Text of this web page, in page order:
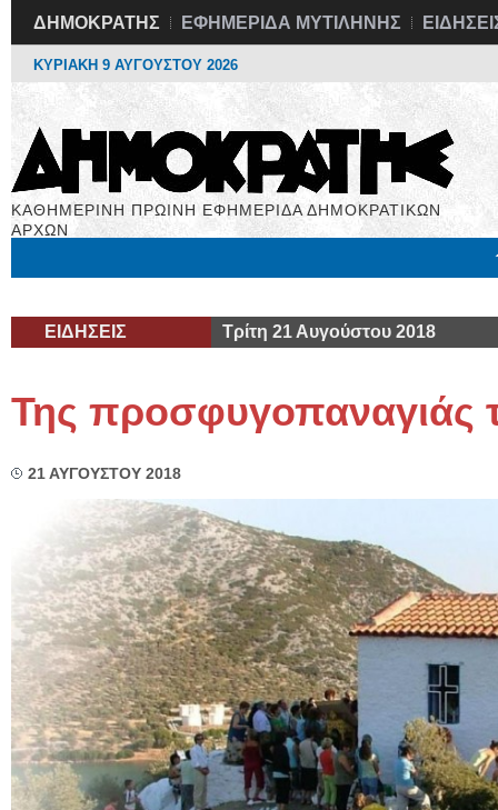
ΔΗΜΟΚΡΑΤΗΣ ΕΦΗΜΕΡΙΔΑ ΜΥΤΙΛΗΝΗΣ
ΚΥΡΙΑΚΗ 9 ΑΥΓΟΥΣΤΟΥ 2026
ΚΑΘΗΜΕΡΙΝΗ ΠΡΩΙΝΗ ΕΦΗΜΕΡΙΔΑ ΔΗΜΟΚΡΑΤΙΚΩΝ
ΑΡΧΩΝ
ΕΙΔΗΣΕΙΣ Τρίτη 21 Αυγούστου 2018
Της προσφυγοπαναγιάς
21 ΑΥΓΟΥΣΤΟΥ 2018